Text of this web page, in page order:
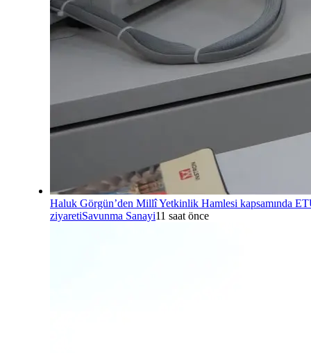
Haluk Görgün’den Millî Yetkinlik Hamlesi kapsamında
ziyaretiSavunma Sanayi11 saat önce